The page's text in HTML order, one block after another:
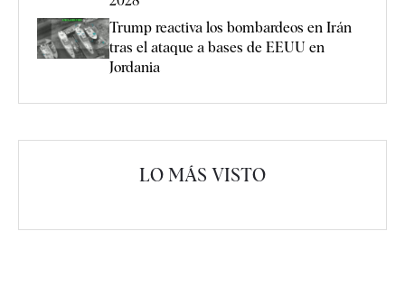
Trump reactiva los bombardeos en Irán
tras el ataque a bases de EEUU en
Jordania
LO MÁS VISTO